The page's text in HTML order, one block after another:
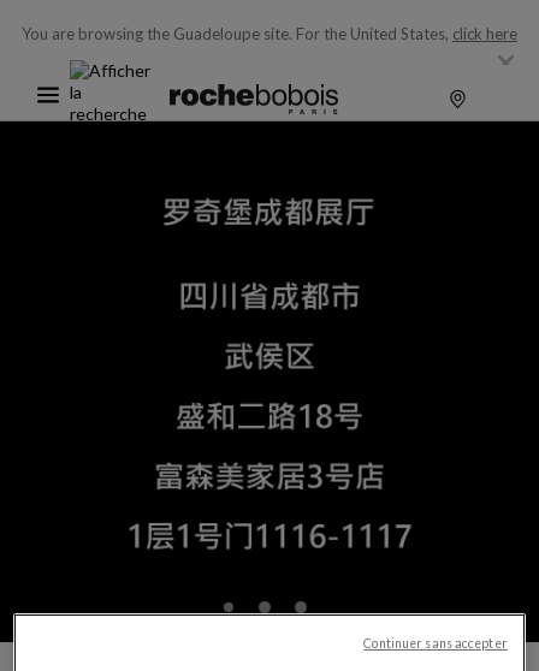
You are browsing the Guadeloupe site. For the United States, click here
Continuer sans accepter